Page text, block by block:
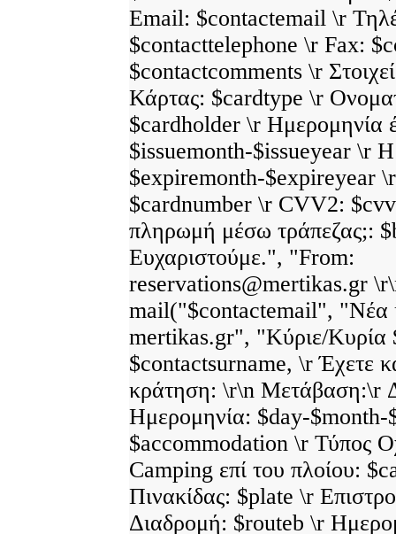
Email: $contactemail \r
$contacttelephone \r Fax:
$contactcomments \r
Κάρτας: $cardtype \r
$cardholder \r Ημερομηνία
$issuemonth-$issueyear \r
$expiremonth-$expireyear
$cardnumber \r CVV2:
πληρωμή μέσω τράπεζας;:
Ευχαριστούμε.", "From:
reservations@mertikas.gr
mail("$contactemail", "Νέα
mertikas.gr", "Κύριε/Κυρία
$contactsurname, \r Έχετε
κράτηση: \r\n Μετάβαση:\r
Ημερομηνία: $day-
$accommodation \r Τύπος
Camping επί του πλοίου:
Πινακίδας: $plate \r
Διαδρομή: $routeb \r